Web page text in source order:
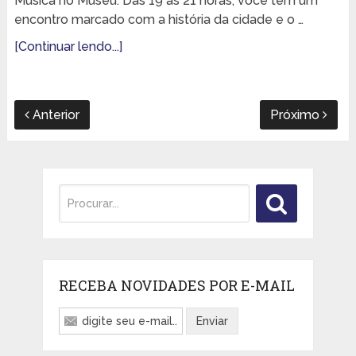
encontro marcado com a história da cidade e o …
[Continuar lendo...]
Anterior Próximo
RECEBA NOVIDADES POR E-MAIL